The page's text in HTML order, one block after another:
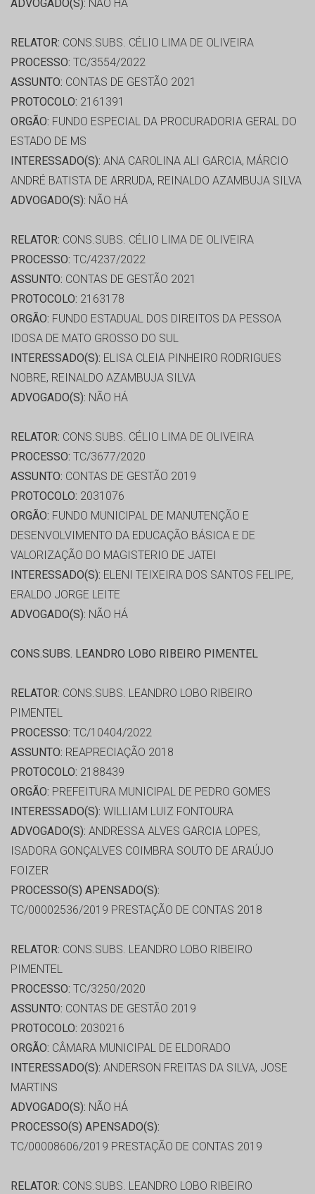
ADVOGADO(S): NÃO HÁ
RELATOR: CONS.SUBS. CÉLIO LIMA DE OLIVEIRA
PROCESSO: TC/3554/2022
ASSUNTO: CONTAS DE GESTÃO 2021
PROTOCOLO: 2161391
ORGÃO: FUNDO ESPECIAL DA PROCURADORIA GERAL DO
ESTADO DE MS
INTERESSADO(S): ANA CAROLINA ALI GARCIA, MÁRCIO
ANDRÉ BATISTA DE ARRUDA, REINALDO AZAMBUJA SILVA
ADVOGADO(S): NÃO HÁ
RELATOR: CONS.SUBS. CÉLIO LIMA DE OLIVEIRA
PROCESSO: TC/4237/2022
ASSUNTO: CONTAS DE GESTÃO 2021
PROTOCOLO: 2163178
ORGÃO: FUNDO ESTADUAL DOS DIREITOS DA PESSOA
IDOSA DE MATO GROSSO DO SUL
INTERESSADO(S): ELISA CLEIA PINHEIRO RODRIGUES
NOBRE, REINALDO AZAMBUJA SILVA
ADVOGADO(S): NÃO HÁ
RELATOR: CONS.SUBS. CÉLIO LIMA DE OLIVEIRA
PROCESSO: TC/3677/2020
ASSUNTO: CONTAS DE GESTÃO 2019
PROTOCOLO: 2031076
ORGÃO: FUNDO MUNICIPAL DE MANUTENÇÃO E
DESENVOLVIMENTO DA EDUCAÇÃO BÁSICA E DE
VALORIZAÇÃO DO MAGISTERIO DE JATEI
INTERESSADO(S): ELENI TEIXEIRA DOS SANTOS FELIPE,
ERALDO JORGE LEITE
ADVOGADO(S): NÃO HÁ
CONS.SUBS. LEANDRO LOBO RIBEIRO PIMENTEL
RELATOR: CONS.SUBS. LEANDRO LOBO RIBEIRO
PIMENTEL
PROCESSO: TC/10404/2022
ASSUNTO: REAPRECIAÇÃO 2018
PROTOCOLO: 2188439
ORGÃO: PREFEITURA MUNICIPAL DE PEDRO GOMES
INTERESSADO(S): WILLIAM LUIZ FONTOURA
ADVOGADO(S): ANDRESSA ALVES GARCIA LOPES,
ISADORA GONÇALVES COIMBRA SOUTO DE ARAÚJO
FOIZER
PROCESSO(S) APENSADO(S):
TC/00002536/2019 PRESTAÇÃO DE CONTAS 2018
RELATOR: CONS.SUBS. LEANDRO LOBO RIBEIRO
PIMENTEL
PROCESSO: TC/3250/2020
ASSUNTO: CONTAS DE GESTÃO 2019
PROTOCOLO: 2030216
ORGÃO: CÂMARA MUNICIPAL DE ELDORADO
INTERESSADO(S): ANDERSON FREITAS DA SILVA, JOSE
MARTINS
ADVOGADO(S): NÃO HÁ
PROCESSO(S) APENSADO(S):
TC/00008606/2019 PRESTAÇÃO DE CONTAS 2019
RELATOR: CONS.SUBS. LEANDRO LOBO RIBEIRO